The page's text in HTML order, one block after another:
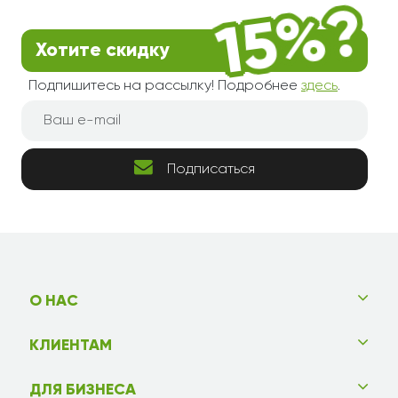
Хотите скидку
Подпишитесь на рассылку! Подробнее здесь.
Подписаться
О НАС
КЛИЕНТАМ
ДЛЯ БИЗНЕСА